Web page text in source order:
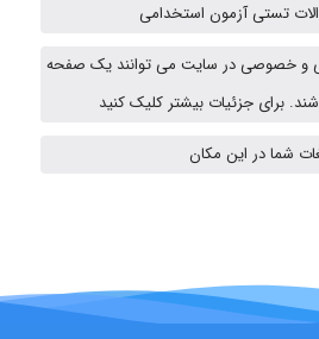
تستی آزمون استخدامی
و خصوصی در سایت می توانند یک صفحه
برای جزئیات بیشتر کلیک کنید
شما در این مکان